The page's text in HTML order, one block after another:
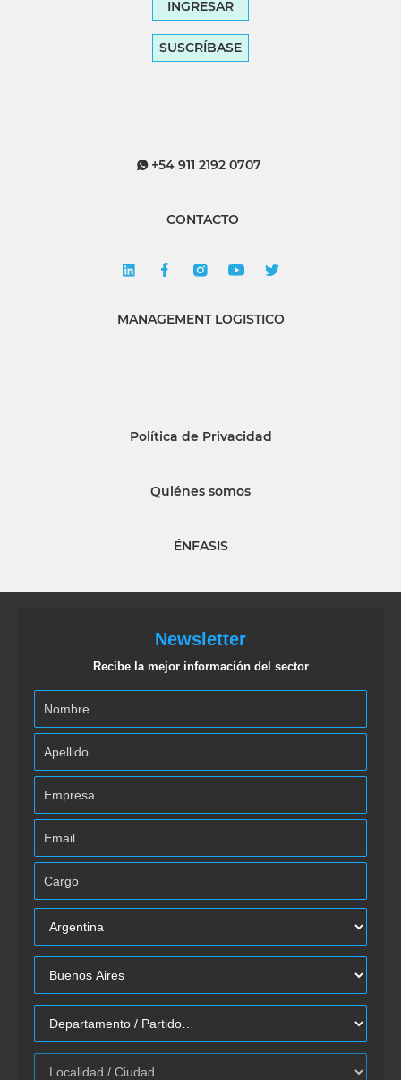
INGRESAR
SUSCRÍBASE
+54 911 2192 0707
CONTACTO
MANAGEMENT LOGISTICO
Política de Privacidad
Quiénes somos
ÉNFASIS
Newsletter
Recibe la mejor información del sector